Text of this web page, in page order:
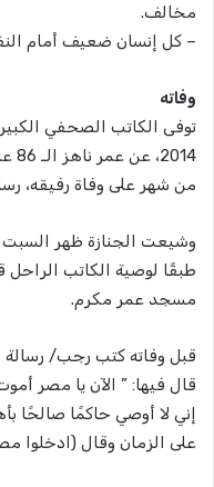
مخالف.
– كل إنسان ضعيف أمام
وفاته
من شهر على وفاة رفيقه،
طبقًا لوصية الكاتب الراحل
مسجد عمر مكرم.
قال فيها: ” الآن يا مصر
إني لا أوصي حاكمًا صالحًا
على الزمان وقال (ادخلوا